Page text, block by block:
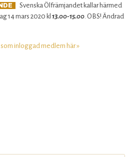
Svenska Ölfrämjandet kallar härmed
14 mars 2020 kl 13.00-15.00. OBS! Ändrad
inloggad medlem här »